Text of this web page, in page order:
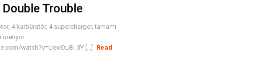
Trouble
4 karbüratör, 4 supercharger, tamamı
üretiyor....
watch?v=UexiOL8I_3Y [...]
Read